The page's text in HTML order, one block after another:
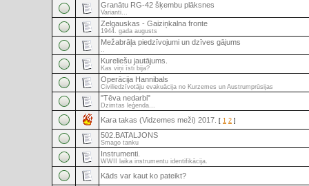
Granātu RG-42 šķembu plāksnes
Varianti...
Zelgauskas - Gaiziņkalna fronte
1944. gada augusts
Mežabrāļa piedzīvojumi un dzīves gājums
..
Kureliešu jautājums.
Kas viņi īsti bija?
Operācija Hannibals
Civiliedzīvotāju evakuācija no Kurzemes un Austrumprūsijas
"Tēva nedarbi"
Dzimtas leģenda...
Kara takas (Vidzemes meži) 2017. [ 1 2 ]
502.BATALJONS
Smago tanku
Instrumenti.
WWII laika instrumentu identifikācija.
Kāds var kaut ko pateikt?